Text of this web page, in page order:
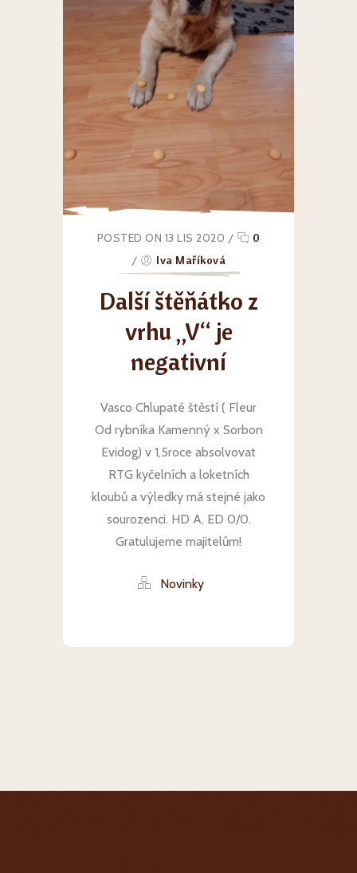
POSTED ON 13 LIS 2020 /
0
/
Iva Maříková
Další štěňátko z
vrhu „V“ je
negativní
Vasco Chlupaté štěstí ( Fleur
Od rybníka Kamenný x Sorbon
Evidog) v 1,5roce absolvovat
RTG kyčelních a loketních
kloubů a výledky má stejné jako
sourozenci. HD A, ED 0/0.
Gratulujeme majitelům!
Novinky